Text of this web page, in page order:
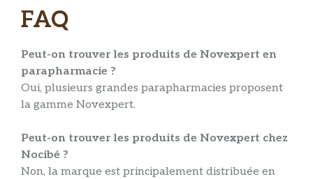
FAQ
Peut-on trouver les produits de Novexpert en
parapharmacie ?
Oui, plusieurs grandes parapharmacies proposent
la gamme Novexpert.
Peut-on trouver les produits de Novexpert chez
Nocibé ?
Non, la marque est principalement distribuée en